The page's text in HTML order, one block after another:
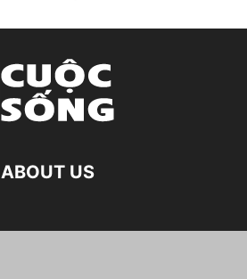
ABOUT US